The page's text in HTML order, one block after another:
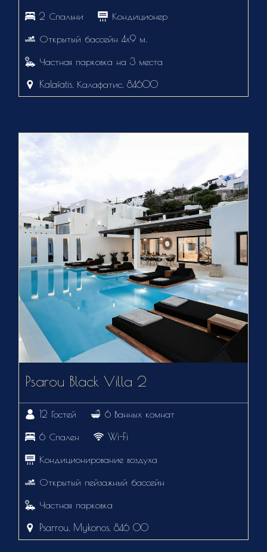
2 Спальни Кондиционер
Открытый бассейн 4х9 м.
Частная парковка на 3 места
Kalafatis, Калафатис, 84600
Psarou Black Villa 2
12 Гостей 6 Ванных комнат
6 Спален Wi-Fi
Кондиционирование воздуха
Открытый пейзажный бассейн
Частная парковка
Psarrou, Mykonos, 846 00